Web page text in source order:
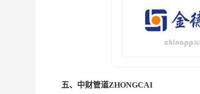
五、中财管道ZHONGCAI